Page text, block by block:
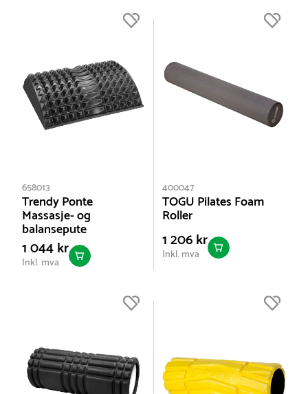
658013
Trendy Ponte
Massasje- og
balansepute
1 044 kr
Inkl. mva
400047
TOGU Pilates Foam
Roller
1 206 kr
Inkl. mva